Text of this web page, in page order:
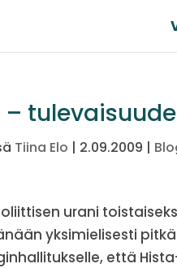
–
Tiina Elo | 2.09.2009 |
urani
yksimielisesti
että